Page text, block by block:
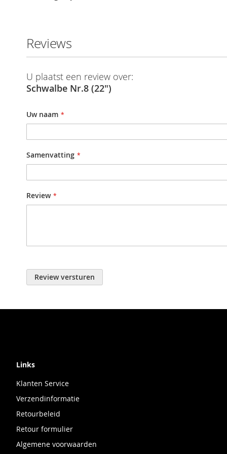
Reviews
U plaatst een review over:
Schwalbe Nr.8 (22")
Uw naam
Samenvatting
Review
Review versturen
Links
Klanten Service
Verzendinformatie
Retourbeleid
Retour formulier
Algemene voorwaarden